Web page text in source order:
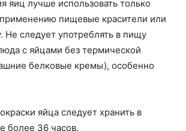
яиц лучше использовать только
пищевые красители или
Не следует употреблять в пищу
с яйцами без термической
белковые кремы), особенно
яйца следует хранить в
более 36 часов.